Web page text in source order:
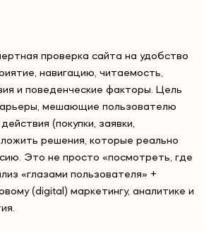
проверка сайта на удобство
навигацию, читаемость,
и поведенческие факторы. Цель
мешающие пользователю
(покупки, заявки,
решения, которые реально
Это не просто «посмотреть, где
«глазами пользователя» +
(digital) маркетингу, аналитике и